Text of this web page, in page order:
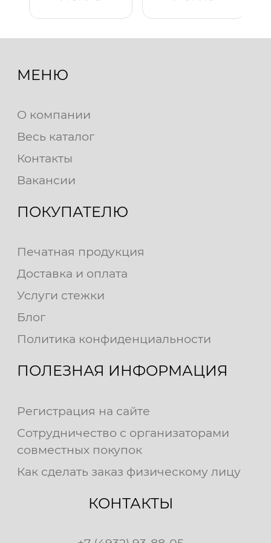
МЕНЮ
О компании
Весь каталог
Контакты
Вакансии
ПОКУПАТЕЛЮ
Печатная продукция
Доставка и оплата
Услуги стежки
Блог
Политика конфиденциальности
ПОЛЕЗНАЯ ИНФОРМАЦИЯ
Регистрация на сайте
Сотрудничество с организаторами
совместных покупок
Как сделать заказ физическому лицу
КОНТАКТЫ